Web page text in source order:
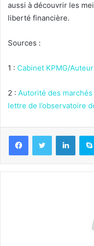
aussi à découvrir les
liberté financière.
Sources :
1 : Cabinet KPMG/
2 : Autorité des
lettre de l’observatoire